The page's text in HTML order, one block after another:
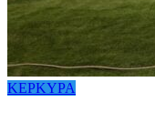
ΚΕΡΚΥΡΑ